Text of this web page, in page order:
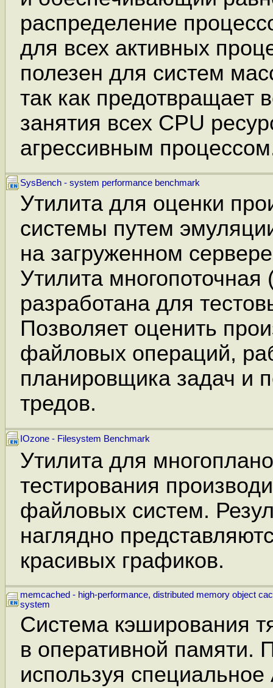
распределение
для всех активных
полезен для систем
так как предотвращает
занятия всех CPU
агрессивным
SysBench - system performance benchmark
Утилита для оценки
системы путем
на загруженном
Утилита
разработана для
Позволяет оценить
файловых операций,
планировщика задач и
тредов.
IOzone - Filesystem Benchmark
Утилита для
тестирования
файловых систем.
наглядно
красивых графиков.
memcached - high-performance, distributed memory object
system
Система кэширования
в оперативной памяти.
используя